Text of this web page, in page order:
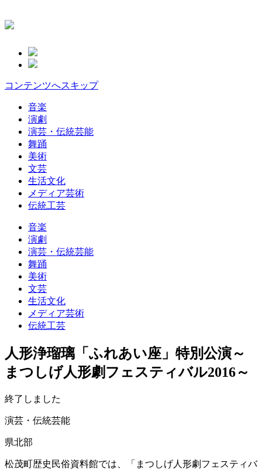
コンテンツへスキップ
音楽
演劇
演芸・伝統芸能
舞踊
美術
文芸
生活文化
メディア芸術
伝統工芸
音楽
演劇
演芸・伝統芸能
舞踊
美術
文芸
生活文化
メディア芸術
伝統工芸
人形浄瑠璃「ふれあい座」特別公演～
まつしげ人形劇フェスティバル2016～
終了しました
演芸・伝統芸能
県北部
松茂町歴史民俗資料館では、「まつしげ人形劇フェスティバ